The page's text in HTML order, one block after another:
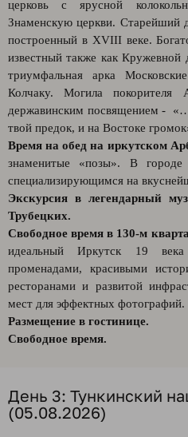
церковь с ярусной
Знаменскую церкви.
построенный в XVIII веке.
известный также как
триумфальная арка
Колчаку. Могила покорителя
державинским посвящением -
твой предок, и на Востоке
Время на обед на иркутском
знаменитые «позы». В
специализирующимся на
Экскурсия в легендарный
Трубецких.
Свободное время в 130-м
идеальный Иркутск 19
променадами, красивыми
ресторанами и развитой
мест для эффектных фотографий.
Размещение в гостинице.
Свободное время.
День 3: Тункинский
(05.08.2026)